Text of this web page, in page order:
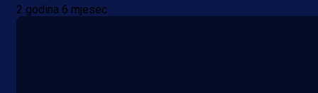
Alajbegovića u Juventus!
2 godina 6 mjesec